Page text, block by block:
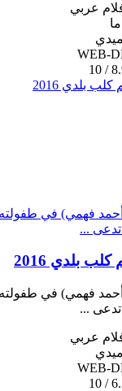
عربي
WEB-
8.9
فهمي) في
تدعى ...
بلدي 2016
فهمي) في
تدعى ...
عربي
WEB-
6.1 /